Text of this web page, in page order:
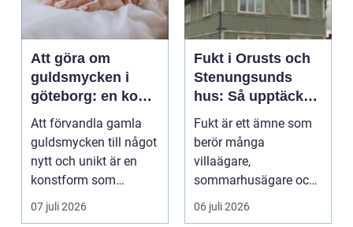
Att göra om
guldsmycken i
göteborg: en konst
att förnya det
gamla
Att förvandla gamla
guldsmycken till något
nytt och unikt är en
konstform som
kombinerar
traditionel...
07 juli 2026
Fukt i Orusts och
Stenungsunds
hus: Så upptäcker
och åtgärdar du
problemet
Fukt är ett ämne som
berör många
villaägare,
sommarhusägare och
bosta...
06 juli 2026